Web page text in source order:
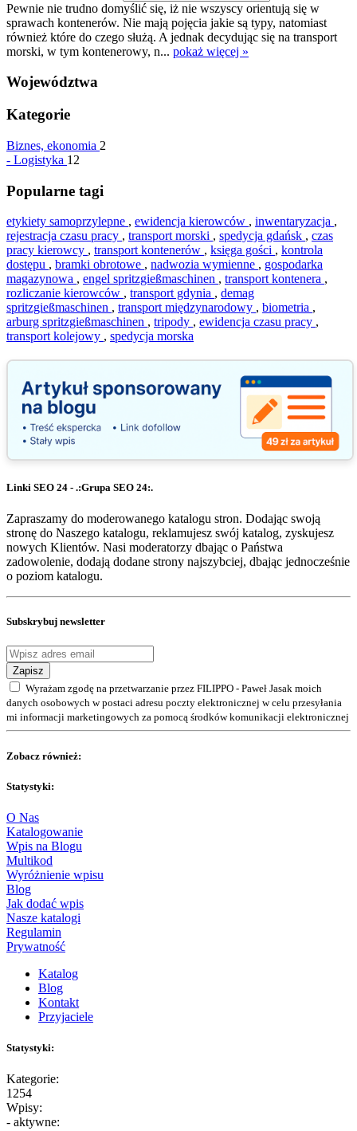
Pewnie nie trudno domyślić się, iż nie wszyscy orientują się w
sprawach kontenerów. Nie mają pojęcia jakie są typy, natomiast
również które do czego służą. A jednak decydując się na transport
morski, w tym kontenerowy, n... pokaż więcej »
Województwa
Kategorie
Biznes, ekonomia 2
- Logistyka 12
Popularne tagi
etykiety samoprzylepne , ewidencja kierowców , inwentaryzacja ,
rejestracja czasu pracy , transport morski , spedycja gdańsk , czas
pracy kierowcy , transport kontenerów , księga gości , kontrola
dostępu , bramki obrotowe , nadwozia wymienne , gospodarka
magazynowa , engel spritzgießmaschinen , transport kontenera ,
rozliczanie kierowców , transport gdynia , demag
spritzgießmaschinen , transport międzynarodowy , biometria ,
arburg spritzgießmaschinen , tripody , ewidencja czasu pracy ,
transport kolejowy , spedycja morska
Linki SEO 24 - .:Grupa SEO 24:.
Zapraszamy do moderowanego katalogu stron. Dodając swoją
stronę do Naszego katalogu, reklamujesz swój katalog, zyskujesz
nowych Klientów. Nasi moderatorzy dbając o Państwa
zadowolenie, dodają dodane strony najszybciej, dbając jednocześnie
o poziom katalogu.
Subskrybuj newsletter
Zapisz
Wyrażam zgodę na przetwarzanie przez FILIPPO - Paweł Jasak moich
danych osobowych w postaci adresu poczty elektronicznej w celu przesyłania
mi informacji marketingowych za pomocą środków komunikacji elektronicznej
Zobacz również:
Statystyki:
O Nas
Katalogowanie
Wpis na Blogu
Multikod
Wyróżnienie wpisu
Blog
Jak dodać wpis
Nasze katalogi
Regulamin
Prywatność
Katalog
Blog
Kontakt
Przyjaciele
Statystyki:
Kategorie:
1254
Wpisy:
- aktywne: